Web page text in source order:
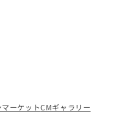
ーケットCMギャラリー